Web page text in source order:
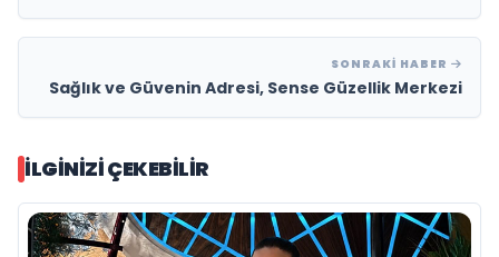
SONRAKI HABER
Sağlık ve Güvenin Adresi, Sense Güzellik Merkezi
İLGINIZI ÇEKEBILIR